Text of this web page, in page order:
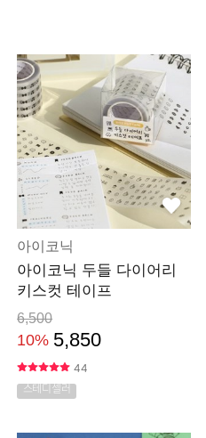
아이코닉
아이코닉 두들 다이어리
키스컷 테이프
6,500
10% 5,850
44
스테디셀러